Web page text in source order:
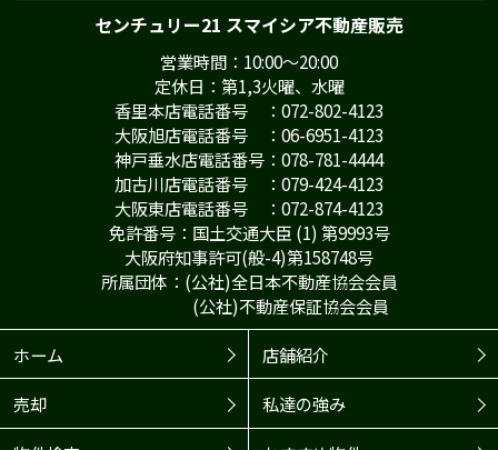
センチュリー21 スマイシア不動産販売
営業時間：10:00～20:00
定休日：第1,3火曜、水曜
香里本店電話番号 ：072-802-4123
大阪旭店電話番号 ：06-6951-4123
神戸垂水店電話番号：078-781-4444
加古川店電話番号 ：079-424-4123
大阪東店電話番号 ：072-874-4123
免許番号：国土交通大臣 (1) 第9993号
大阪府知事許可(般-4)第158748号
所属団体：(公社)全日本不動産協会会員
(公社)不動産保証協会会員
ホーム
店舗紹介
売却 私達の強み